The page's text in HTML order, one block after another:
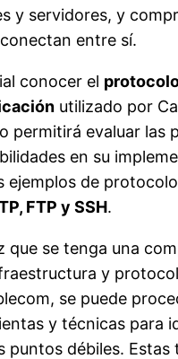
y servidores, y
entre sí.
conocer el
utilizado por
permitirá evaluar las
en su
ejemplos de
FTP y SSH.
que se tenga una
y
se puede
y técnicas para
puntos débiles. Estas